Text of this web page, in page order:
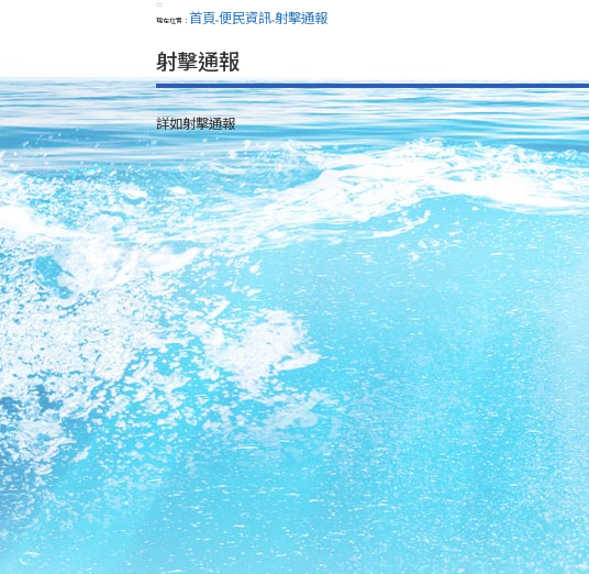
:::
現在位置： 首頁>便民資訊>射擊通報
射擊通報
詳如射擊通報